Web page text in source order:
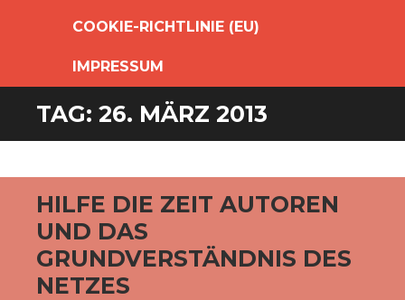
COOKIE-RICHTLINIE (EU)
IMPRESSUM
TAG: 26. MÄRZ 2013
HILFE DIE ZEIT AUTOREN
UND DAS
GRUNDVERSTÄNDNIS DES
NETZES